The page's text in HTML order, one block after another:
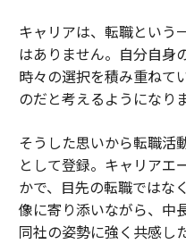
キャリアは、転職という
はありません。自分自身
時々の選択を積み重ねて
のだと考えるようになり
そうした思いから転職活
として登録。キャリアエ
かで、目先の転職ではな
像に寄り添いながら、中
同社の姿勢に強く共感し